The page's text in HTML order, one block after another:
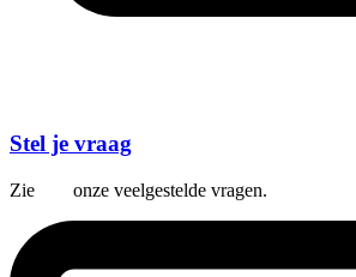
Stel je vraag
Zie onze veelgestelde vragen.